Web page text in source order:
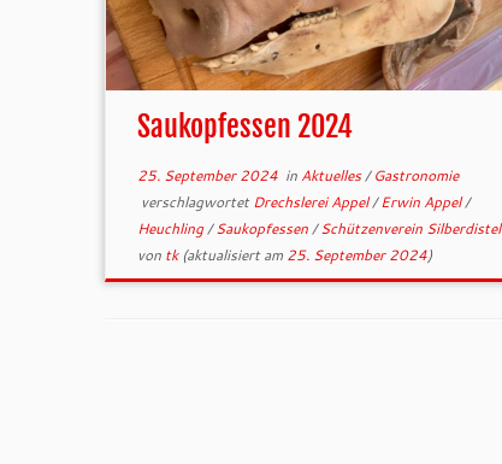
Saukopfessen 2024
25. September 2024in Aktuelles/Gastronomie
verschlagwortetDrechslerei Appel/Erwin Appel/
Heuchling/Saukopfessen/Schützenverein Silberdistel
von tk(aktualisiert am 25. September 2024)